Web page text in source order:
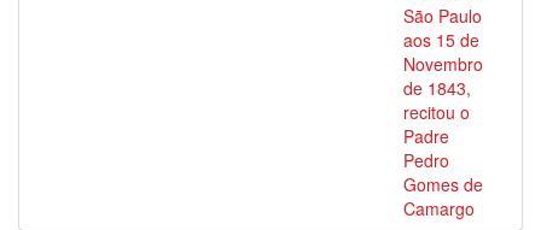
São Paulo
aos 15 de
Novembro
de 1843,
recitou o
Padre
Pedro
Gomes de
Camargo